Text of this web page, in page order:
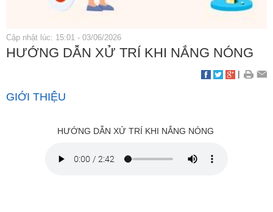
Cập nhật lúc: 15:01 - 03/06/2026
HƯỚNG DẪN XỬ TRÍ KHI NẮNG NÓNG
|
GIỚI THIỆU
HƯỚNG DẪN XỬ TRÍ KHI NẮNG NÓNG